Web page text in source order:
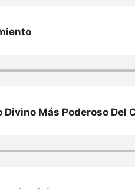
Más Poderoso Del